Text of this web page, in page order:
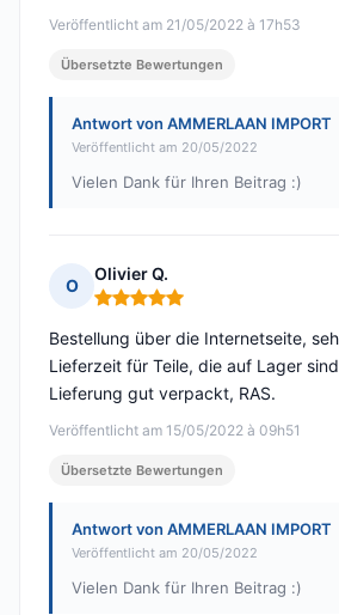
Veröffentlicht am 21/05/2022 à 17h53
Übersetzte Bewertungen
Antwort von AMMERLAAN IMPORT
Veröffentlicht am 20/05/2022
Vielen Dank für Ihren Beitrag :)
O
Olivier Q.
Hinweis: 5 von 5
Veröffentlicht am 15/05/2022 à 09h51
Bestellung über die Internetseite,
Lieferzeit für Teile, die auf Lager
Lieferung gut verpackt, RAS.
Übersetzte Bewertungen
Antwort von AMMERLAAN IMPORT
Veröffentlicht am 20/05/2022
Vielen Dank für Ihren Beitrag :)